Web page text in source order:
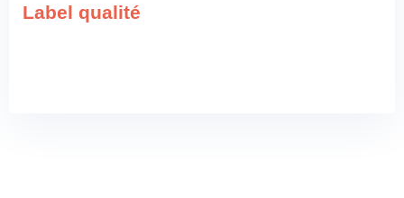
Label qualité